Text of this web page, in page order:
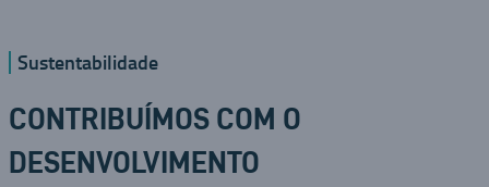
Sustentabilidade
CONTRIBUÍMOS COM O
DESENVOLVIMENTO